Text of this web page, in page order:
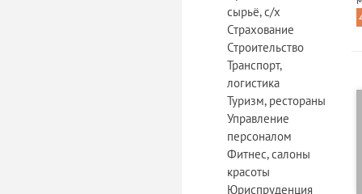
сырьё, с/х
Страхование
Строительство
Транспорт,
логистика
Туризм, рестораны
Управление
персоналом
Фитнес, салоны
красоты
Юриспруденция